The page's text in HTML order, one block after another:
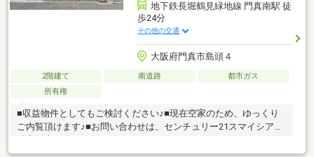
地下鉄長堀鶴見緑地線 門真南駅 徒
歩24分
その他の交通
大阪府門真市島頭４
2階建て 南道路
都市ガス
所有権
■収益物件としてもご検討ください♪■現在空家のため、ゆっくり
ご内覧頂けます♪■お問い合わせは、センチュリー21スマイシア不